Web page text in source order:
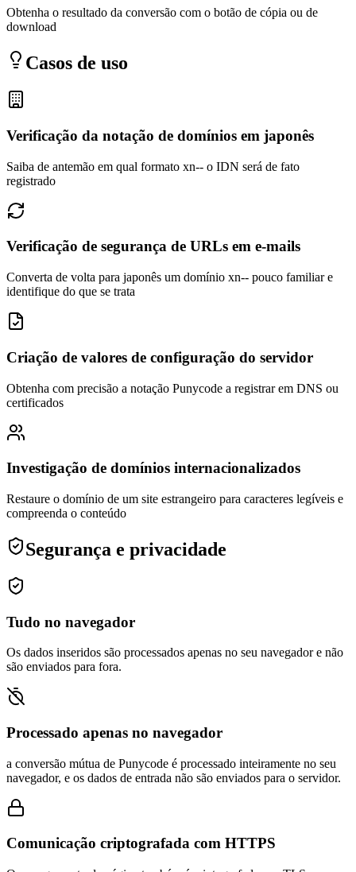
Obtenha o resultado da conversão com o botão de cópia ou de
download
Casos de uso
Verificação da notação de domínios em japonês
Saiba de antemão em qual formato xn-- o IDN será de fato
registrado
Verificação de segurança de URLs em e-mails
Converta de volta para japonês um domínio xn-- pouco familiar e
identifique do que se trata
Criação de valores de configuração do servidor
Obtenha com precisão a notação Punycode a registrar em DNS ou
certificados
Investigação de domínios internacionalizados
Restaure o domínio de um site estrangeiro para caracteres legíveis e
compreenda o conteúdo
Segurança e privacidade
Tudo no navegador
Os dados inseridos são processados apenas no seu navegador e não
são enviados para fora.
Processado apenas no navegador
a conversão mútua de Punycode é processado inteiramente no seu
navegador, e os dados de entrada não são enviados para o servidor.
Comunicação criptografada com HTTPS